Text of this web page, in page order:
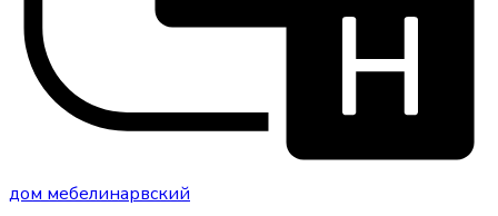
дом мебелинарвский